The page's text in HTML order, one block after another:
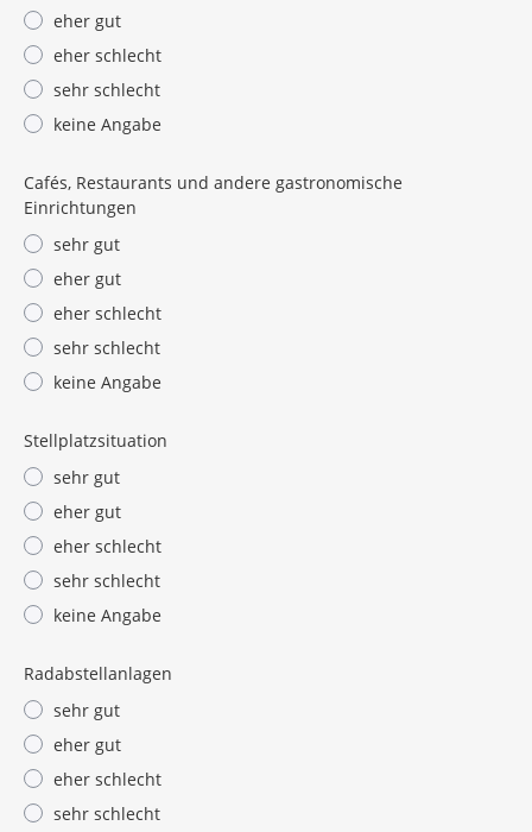
eher gut
eher schlecht
sehr schlecht
keine Angabe
Cafés, Restaurants und andere gastronomische
Einrichtungen
sehr gut
eher gut
eher schlecht
sehr schlecht
keine Angabe
Stellplatzsituation
sehr gut
eher gut
eher schlecht
sehr schlecht
keine Angabe
Radabstellanlagen
sehr gut
eher gut
eher schlecht
sehr schlecht